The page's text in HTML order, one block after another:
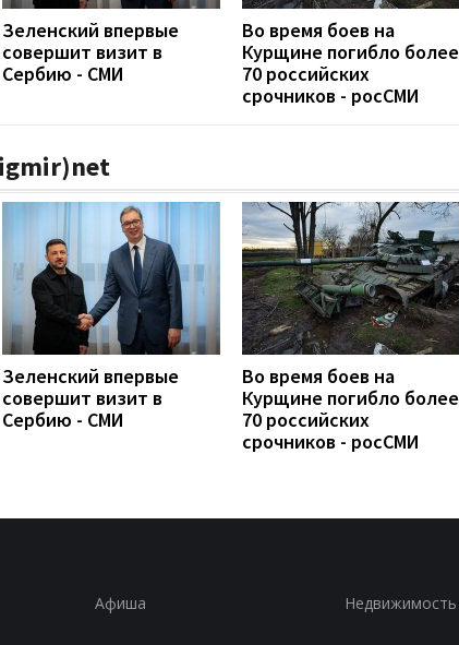
Зеленский впервые
совершит визит в
Сербию - СМИ
Во время боев на
Курщине погибло более
70 российских
срочников - росСМИ
Зеленский впервые
совершит визит в
Сербию - СМИ
Во время боев на
Курщине погибло более
70 российских
срочников - росСМИ
Афиша Недвижимость